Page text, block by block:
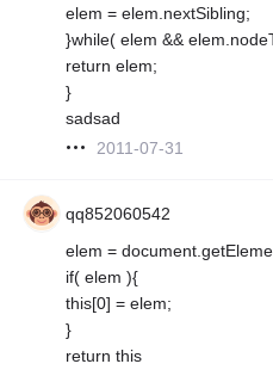
elem = elem.nextSibling;
}while( elem &&
return elem;
}
sadsad
2011-07-31
qq852060542
elem =
if( elem ){
this[0] = elem;
}
return this